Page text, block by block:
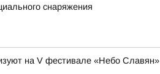
снаряжения
на V фестивале «Небо Славян»